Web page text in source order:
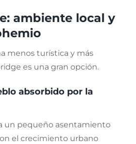
ambiente local y
menos turística y más
es una gran opción.
absorbido por la
un pequeño asentamiento
el crecimiento urbano